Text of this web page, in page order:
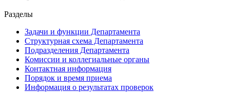
Разделы
Задачи и функции Департамента
Структурная схема Департамента
Подразделения Департамента
Комиссии и коллегиальные органы
Контактная информация
Порядок и время приема
Информация о результатах проверок